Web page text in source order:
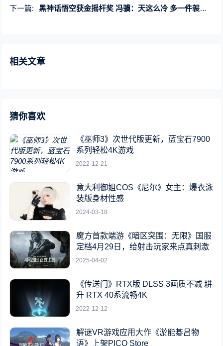
下一篇:
黑神话悟空获金摇杆奖 冯骥：天这么冷 多一件袈裟也不嫌多
相关文章
猜你喜欢
《巫师3》次世代版更新，蓝宝石7900
系列轻松4K游戏
2022-12-21
意大利御姐COS《尼尔》女主：爆衣泳
装版身材性感
2024-03-18
魔方首款端游《暗区突围：无限》国服
定档4月29日，给射击玩家来点真刺激
2025-04-02
《传送门》RTX版 DLSS 3画质不减 耕
升 RTX 40系流畅4K
2022-12-12
解谜VR游戏应用大作《淤能碁吕物
语》上架PICO Store